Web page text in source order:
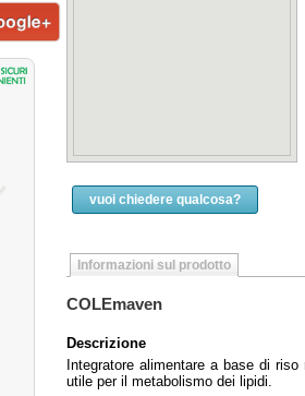
vuoi chiedere qualcosa?
Informazioni sul prodotto
COLEmaven
Descrizione
Integratore alimentare a base di
utile per il metabolismo dei lipidi.